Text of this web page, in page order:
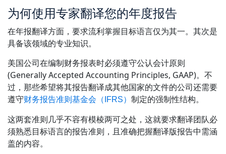
为何使用专家翻译您的年度报告
在年报翻译方面，要求流利掌握目标语言仅为其一。其次是
具备该领域的专业知识。
美国公司在编制财务报表时必须遵守公认会计原则
(Generally Accepted Accounting Principles, GAAP)。不
过，那些希望将其报告翻译成其他国家的文件的公司还需要
遵守财务报告准则基金会（IFRS） 制定的强制性结构。
这两套准则几乎不容有模棱两可之处，这就要求翻译团队必
须熟悉目标语言的报告准则，且准确把握翻译版报告中需涵
盖的内容。